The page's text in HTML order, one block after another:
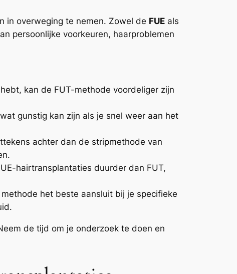
in overweging te nemen. Zowel de FUE als
persoonlijke voorkeuren, haarproblemen
kan de FUT-methode voordeliger zijn
gunstig kan zijn als je snel weer aan het
achter dan de stripmethode van
hairtransplantaties duurder dan FUT,
het beste aansluit bij je specifieke
de tijd om je onderzoek te doen en